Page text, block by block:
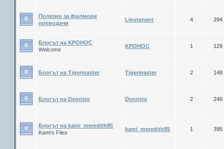
Полезно за филмови
преводачи
Lieutenant 4 294
Блогът на KPOHOC
Welcome
KPOHOC 1 129
Блогът на Tigermaster Tigermaster 2 148
Блогът на Dvoriste Dvoriste 2 246
Блогът на kami_meredith85
Kami's Files
kami_meredith85 1 395